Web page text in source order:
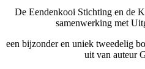
De Eendenkooi Stichting en de
samenwerking met
een bijzonder en uniek tweedelig
uit van auteur